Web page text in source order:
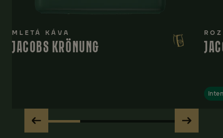
MLETÁ KÁVA
JACOBS KRÖNUNG